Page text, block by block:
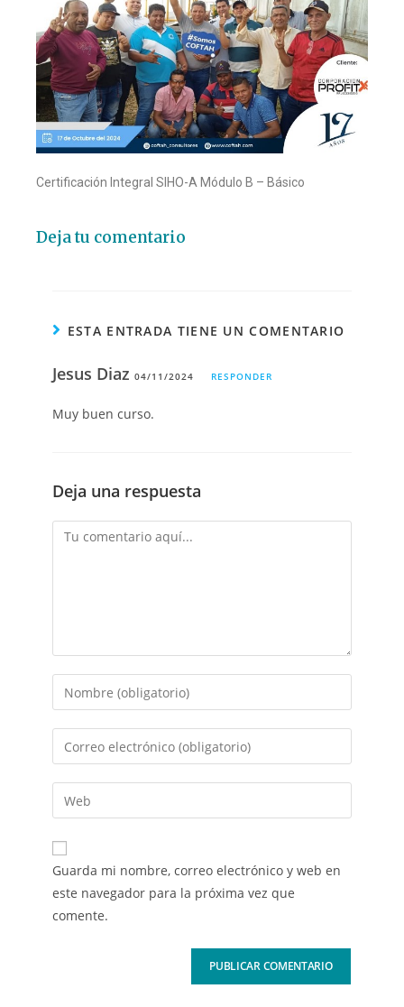
Certificación Integral SIHO-A Módulo B – Básico
Deja tu comentario
ESTA ENTRADA TIENE UN COMENTARIO
Jesus Diaz04/11/2024 RESPONDER
Muy buen curso.
Deja una respuesta
Guarda mi nombre, correo electrónico y web en
este navegador para la próxima vez que
comente.